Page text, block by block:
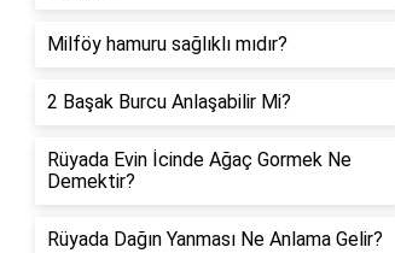
Milföy hamuru sağlıklı mıdır?
2 Başak Burcu Anlaşabilir Mi?
Rüyada Evin İcinde Ağaç Gormek Ne
Demektir?
Rüyada Dağın Yanması Ne Anlama Gelir?